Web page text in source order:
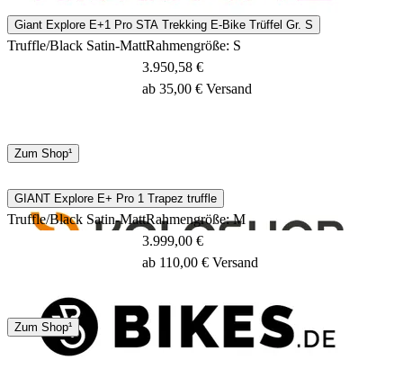
Giant Explore E+1 Pro STA Trekking E-Bike Trüffel Gr. S
Truffle/Black Satin-MattRahmengröße: S
3.950,58 €
ab 35,00 € Versand
Zum Shop¹
GIANT Explore E+ Pro 1 Trapez truffle
Truffle/Black Satin-MattRahmengröße: M
4 - 7 Tage
3.999,00 €
ab 110,00 € Versand
Zum Shop¹